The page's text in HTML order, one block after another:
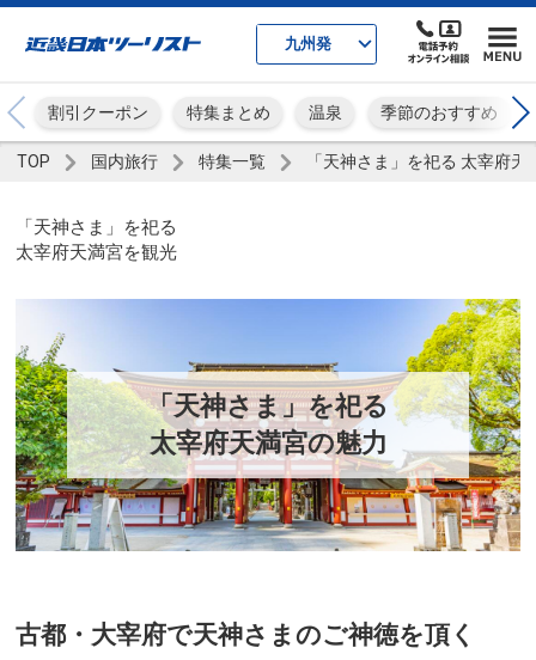
九州発
割引クーポン 特集まとめ 温泉 季節のおすすめ
TOP 国内旅行 特集一覧 「天神さま」を祀る 太宰府天
「天神さま」を祀る
太宰府天満宮を観光
「天神さま」を祀る
太宰府天満宮の魅力
古都・大宰府で天神さまのご神徳を頂く